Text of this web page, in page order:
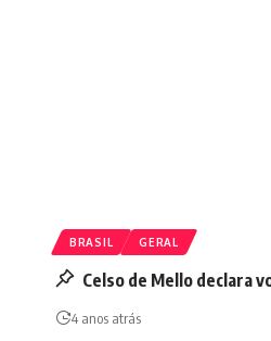
BRASIL GERAL
Celso de Mello declara
4 anos atrás